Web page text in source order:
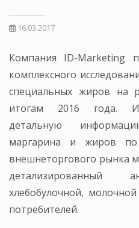
16.03.2017
Компания ID-Marketing
комплексного
специальных жиров на
итогам 2016 года.
детальную
маргарина и жиров по
внешнеторгового рынка
детализированный
хлебобулочной,
потребителей.